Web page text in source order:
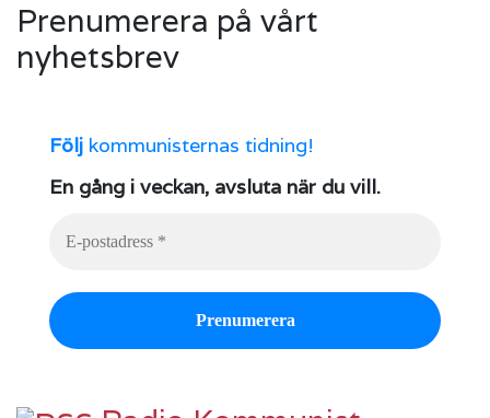
Prenumerera på vårt
nyhetsbrev
Följ kommunisternas tidning!
En gång i veckan, avsluta när du vill.